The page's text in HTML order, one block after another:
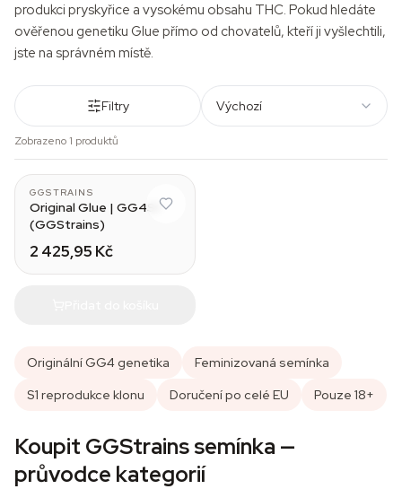
produkci pryskyřice a vysokému obsahu THC. Pokud hledáte
ověřenou genetiku Glue přímo od chovatelů, kteří ji vyšlechtili,
jste na správném místě.
Filtry Výchozí
Zobrazeno 1 produktů
GGSTRAINS
Original Glue | GG4S1
(GGStrains)
2 425,95 Kč
Originální GG4 genetika
Feminizovaná semínka
S1 reprodukce klonu
Doručení po celé EU Pouze 18+
Koupit GGStrains semínka —
průvodce kategorií